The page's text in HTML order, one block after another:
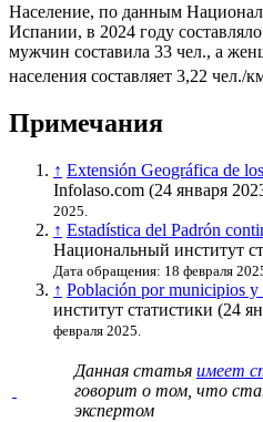
Население, по данным
Испании, в 2024 году
мужчин составила 33 чел., а
населения составляет 3,22 чел./
Примечания
↑ Extensión Geográfica de
Infolaso.com (24 января
2025.
↑ Estadística del Padrón
Национальный институт
Дата обращения: 18 февраля
↑ Población por municipios y
институт статистики (24
февраля 2025.
Данная статья имеет
говорит о том, что
экспертом